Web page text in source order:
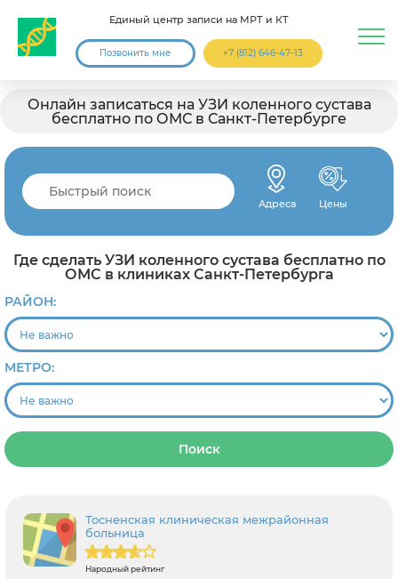
Единый центр записи на МРТ и КТ
Позвонить мне +7 (812) 646-47-13
Онлайн записаться на УЗИ коленного сустава
бесплатно по ОМС в Санкт-Петербурге
Адреса Цены
Где сделать УЗИ коленного сустава бесплатно по
ОМС в клиниках Санкт-Петербурга
РАЙОН:
МЕТРО:
Поиск
Тосненская клиническая межрайонная
больница
Народный рейтинг